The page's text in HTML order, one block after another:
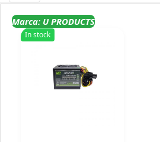
Marca: U PRODUCTS
In stock